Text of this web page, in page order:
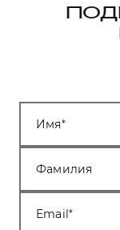
Имя
Фамилия
Email